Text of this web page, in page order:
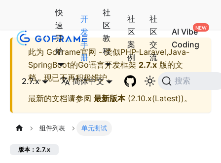
快
速
开
始
开
发
手
册
社
区
教
程
社
区
案
例
社
区
交
流
AI Vibe
Coding
2.7.x 简体中文 搜索
此为 GoFrame官网 - 类似PHP-Laravel,Java-
SpringBoot的Go语言开发框架 2.7.x 版的文
档，现已不再积极维护。
最新的文档请参阅 最新版本(2.10.x(Latest))。
组件列表 单元测试
版本：2.7.x